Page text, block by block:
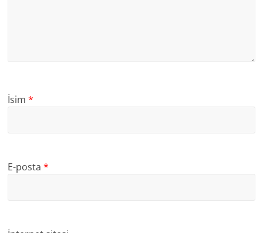
İsim*
E-posta*